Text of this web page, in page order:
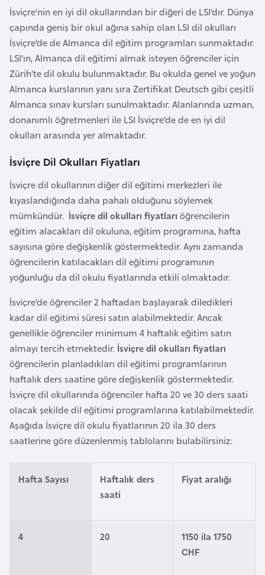
İsviçre’nin en iyi dil okullarından bir diğeri de LSI’dır. Dünya
çapında geniş bir okul ağına sahip olan LSI dil okulları
İsviçre’de de Almanca dil eğitim programları sunmaktadır.
LSI’ın, Almanca dil eğitimi almak isteyen öğrenciler için
Zürih’te dil okulu bulunmaktadır. Bu okulda genel ve yoğun
Almanca kurslarının yanı sıra Zertifikat Deutsch gibi çeşitli
Almanca sınav kursları sunulmaktadır. Alanlarında uzman,
donanımlı öğretmenleri ile LSI İsviçre’de de en iyi dil
okulları arasında yer almaktadır.
İsviçre Dil Okulları Fiyatları
İsviçre dil okullarının diğer dil eğitimi merkezleri ile
kıyaslandığında daha pahalı olduğunu söylemek
mümkündür. İsviçre dil okulları fiyatları öğrencilerin
eğitim alacakları dil okuluna, eğitim programına, hafta
sayısına göre değişkenlik göstermektedir. Aynı zamanda
öğrencilerin katılacakları dil eğitimi programının
yoğunluğu da dil okulu fiyatlarında etkili olmaktadır.
İsviçre’de öğrenciler 2 haftadan başlayarak diledikleri
kadar dil eğitimi süresi satın alabilmektedir. Ancak
genellikle öğrenciler minimum 4 haftalık eğitim satın
almayı tercih etmektedir. İsviçre dil okulları fiyatları
öğrencilerin planladıkları dil eğitimi programlarının
haftalık ders saatine göre değişkenlik göstermektedir.
İsviçre dil okullarında öğrenciler hafta 20 ve 30 ders saati
olacak şekilde dil eğitimi programlarına katılabilmektedir.
Aşağıda İsviçre dil okulu fiyatlarının 20 ila 30 ders
saatlerine göre düzenlenmiş tablolarını bulabilirsiniz:
Hafta Sayısı
Haftalık ders
saati
Fiyat aralığı
4 20
1150 ila 1750
CHF
D
e
m
o
k
r
a
t
i
K
n
g
o
B
u
g
a
r
i
s
t
a
n
E
r
m
s